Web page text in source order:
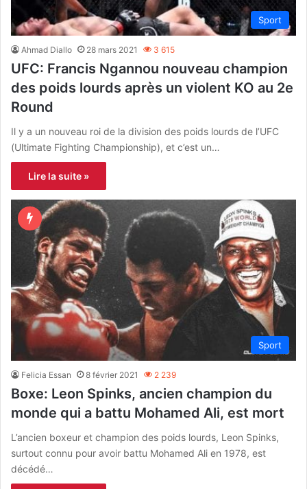
Sport
Ahmad Diallo 28 mars 2021 3 615
UFC: Francis Ngannou nouveau champion
des poids lourds après un violent KO au 2e
Round
Il y a un nouveau roi de la division des poids lourds de l’UFC
(Ultimate Fighting Championship), et c’est un…
Lire la suite »
Sport
Felicia Essan 8 février 2021 2 239
Boxe: Leon Spinks, ancien champion du
monde qui a battu Mohamed Ali, est mort
L’ancien boxeur et champion des poids lourds, Leon Spinks,
surtout connu pour avoir battu Mohamed Ali en 1978, est
décédé…